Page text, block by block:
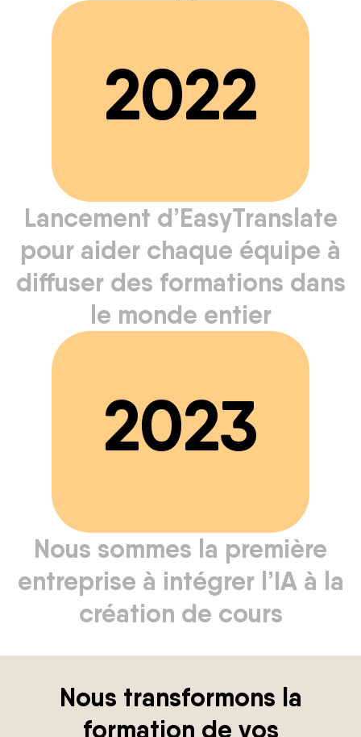
2022
Lancement d’EasyTranslate
pour aider chaque équipe à
diffuser des formations dans
le monde entier
2023
Nous sommes la première
entreprise à intégrer l’IA à la
création de cours
Nous transformons la
formation de vos